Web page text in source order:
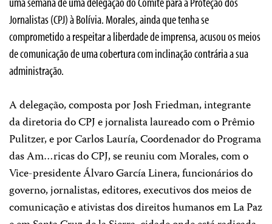
Jornalistas (CPJ) à Bolívia. Morales, ainda que tenha se
comprometido a respeitar a liberdade de imprensa, acusou os meios
de comunicação de uma cobertura com inclinação contrária a sua
administração.
A delegação, composta por Josh Friedman, integrante
da diretoria do CPJ e jornalista laureado com o Prêmio
Pulitzer, e por Carlos Lauría, Coordenador do Programa
das Am…ricas do CPJ, se reuniu com Morales, com o
Vice-presidente Álvaro García Linera, funcionários do
governo, jornalistas, editores, executivos dos meios de
comunicação e ativistas dos direitos humanos em La Paz